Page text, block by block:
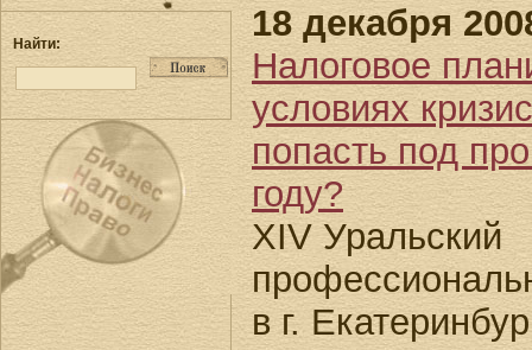
Найти:
18 декабря
Налоговое
условиях
попасть под
году?
XIV Уральский
в г.